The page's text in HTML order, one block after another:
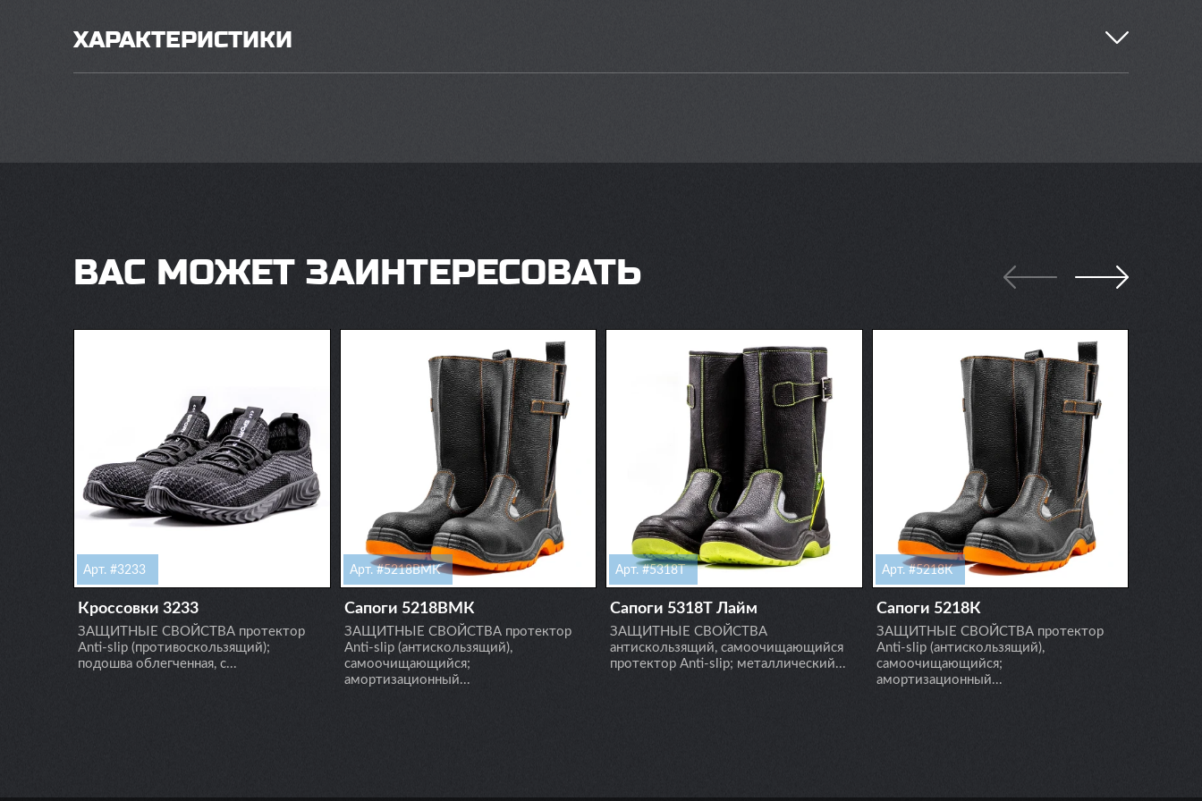
ХАРАКТЕРИСТИКИ
ВАС МОЖЕТ ЗАИНТЕРЕСОВАТЬ
Арт. #3233
Кроссовки 3233
ЗАЩИТНЫЕ СВОЙСТВА протектор
Anti-slip (противоскользящий);
подошва облегченная, с...
Арт. #5218ВМК
Сапоги 5218ВМК
ЗАЩИТНЫЕ СВОЙСТВА протектор
Anti-slip (антискользящий),
самоочищающийся;
амортизационный...
Арт. #5318Т
Сапоги 5318Т Лайм
ЗАЩИТНЫЕ СВОЙСТВА
антискользящий, самоочищающийся
протектор Anti-slip; металлический...
Арт. #5218К
Сапоги 5218К
ЗАЩИТНЫЕ СВОЙСТВА протектор
Anti-slip (антискользящий),
самоочищающийся;
амортизационный...